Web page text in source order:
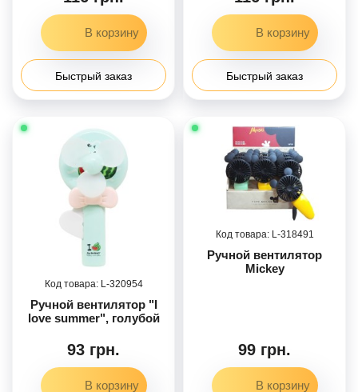
Быстрый заказ Быстрый заказ
320954
Ручной вентилятор "I
love summer", голубой
93 грн.
318491
Ручной вентилятор
Mickey
99 грн.